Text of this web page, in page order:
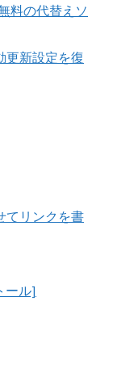
料の代替えソ
更新設定を復
てリンクを書
ール]